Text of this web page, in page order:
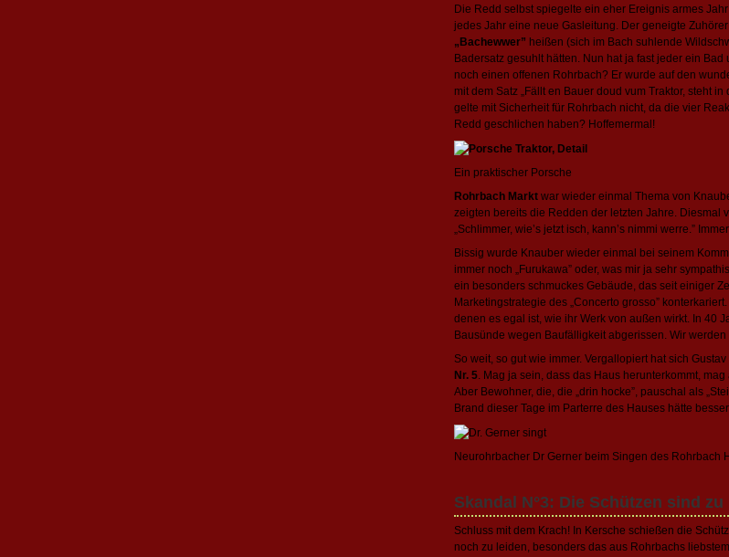
Die Redd selbst spiegelte ein eher Ereignis armes
jedes Jahr eine neue Gasleitung. Der geneigte
„Bachewwer” heißen (sich im Bach suhlende
Badersatz gesuhlt hätten. Nun hat ja fast jeder ein
noch einen offenen Rohrbach? Er wurde auf den
mit dem Satz „Fällt en Bauer doud vum Traktor, steht
gelte mit Sicherheit für Rohrbach nicht, da die vier
Redd geschlichen haben? Hoffemermal!
Ein praktischer Porsche
Rohrbach Markt war wieder einmal Thema von
zeigten bereits die Redden der letzten Jahre. Diesmal
„Schlimmer, wie’s jetzt isch, kann’s nimmi werre.”
Bissig wurde Knauber wieder einmal bei seinem
immer noch „Furukawa” oder, was mir ja sehr
ein besonders schmuckes Gebäude, das seit einiger
Marketingstrategie des „Concerto grosso”
denen es egal ist, wie ihr Werk von außen wirkt. In 40
Bausünde wegen Baufälligkeit abgerissen. Wir
So weit, so gut wie immer. Vergallopiert hat sich
Nr. 5. Mag ja sein, dass das Haus herunterkommt,
Aber Bewohner, die, die „drin hocke”, pauschal als
Brand dieser Tage im Parterre des Hauses hätte
Neurohrbacher Dr Gerner beim Singen des Rohrbach
Skandal N°3: Die Schützen sind zu
Schluss mit dem Krach! In Kersche schießen die
noch zu leiden, besonders das aus Rohrbachs